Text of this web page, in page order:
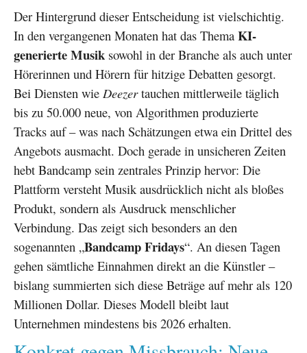
Der Hintergrund dieser Entscheidung ist vielschichtig.
In den vergangenen Monaten hat das Thema KI-
generierte Musik sowohl in der Branche als auch unter
Hörerinnen und Hörern für hitzige Debatten gesorgt.
Bei Diensten wie Deezertauchen mittlerweile täglich
bis zu 50.000 neue, von Algorithmen produzierte
Tracks auf – was nach Schätzungen etwa ein Drittel des
Angebots ausmacht. Doch gerade in unsicheren Zeiten
hebt Bandcamp sein zentrales Prinzip hervor: Die
Plattform versteht Musik ausdrücklich nicht als bloßes
Produkt, sondern als Ausdruck menschlicher
Verbindung. Das zeigt sich besonders an den
sogenannten „Bandcamp Fridays“. An diesen Tagen
gehen sämtliche Einnahmen direkt an die Künstler –
bislang summierten sich diese Beträge auf mehr als 120
Millionen Dollar. Dieses Modell bleibt laut
Unternehmen mindestens bis 2026 erhalten.